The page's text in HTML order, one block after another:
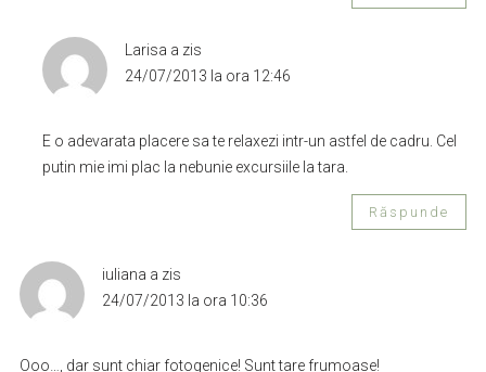
Larisa a zis
24/07/2013 la ora 12:46
E o adevarata placere sa te relaxezi intr-un astfel de cadru. Cel
putin mie imi plac la nebunie excursiile la tara.
Răspunde
iuliana a zis
24/07/2013 la ora 10:36
Ooo…, dar sunt chiar fotogenice! Sunt tare frumoase!